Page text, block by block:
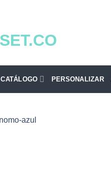
CATÁLOGO PERSONALIZAR